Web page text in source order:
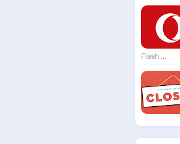
Flash ...